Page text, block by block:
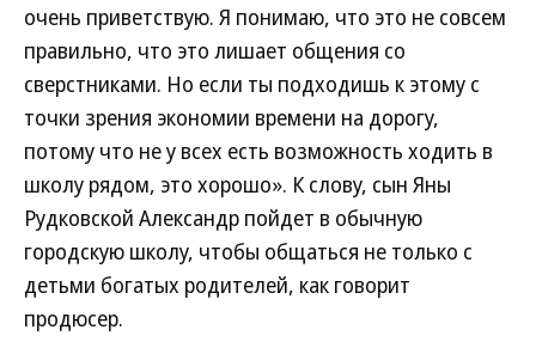
очень приветствую. Я понимаю, что это не совсем
правильно, что это лишает общения со
сверстниками. Но если ты подходишь к этому с
точки зрения экономии времени на дорогу,
потому что не у всех есть возможность ходить в
школу рядом, это хорошо». К слову, сын Яны
Рудковской Александр пойдет в обычную
городскую школу, чтобы общаться не только с
детьми богатых родителей, как говорит
продюсер.